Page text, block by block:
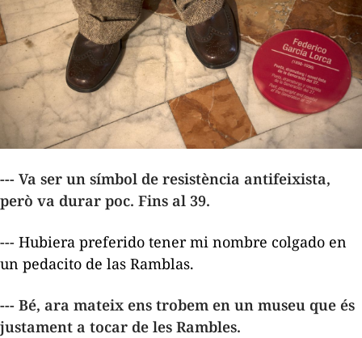
--- Va ser un símbol de resistència antifeixista,
però va durar poc. Fins al 39.
--- Hubiera preferido tener mi nombre colgado en
un pedacito de las Ramblas.
--- Bé, ara mateix ens trobem en un museu que és
justament a tocar de les Rambles.